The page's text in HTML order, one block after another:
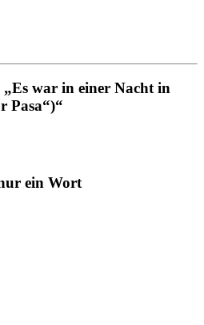
„Es war in einer Nacht in
Pasa“)“
ein Wort